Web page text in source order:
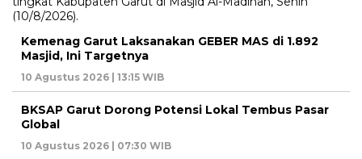
Kemenag Garut Laksanakan GEBER MAS di 1.892
Masjid, Ini Targetnya
10 Agustus 2026 | 13:15 WIB
BKSAP Garut Dorong Potensi Lokal Tembus Pasar
Global
10 Agustus 2026 | 07:30 WIB